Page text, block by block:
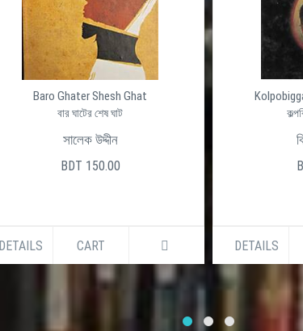
Baro Ghater Shesh Ghat
বার ঘাটের শেষ ঘাট
সালেক উদ্দীন
BDT 150.00
DETAILS CART DETAILS